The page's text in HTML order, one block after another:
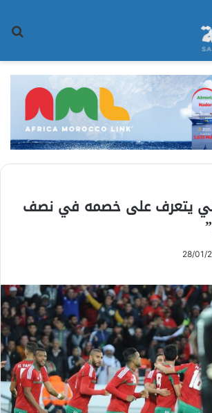
يتعرف على خصمه في نصف
28/01/